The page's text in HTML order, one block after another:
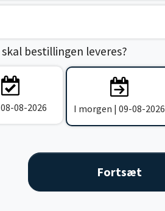
bestillingen leveres?
08-2026 I morgen | 09-08-2026